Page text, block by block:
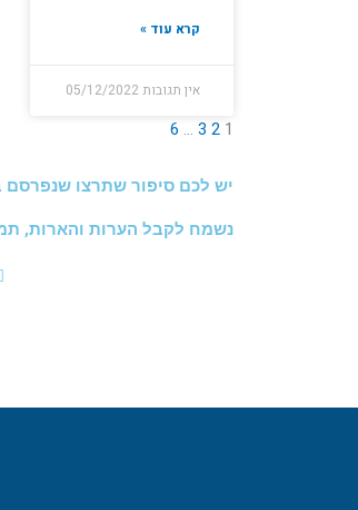
קרא עוד »
אין תגובות05/12/2022
1
2
3
…
6
יש לכם סיפור שתרצו שנפרסם
נשמח לקבל הערות והארות,